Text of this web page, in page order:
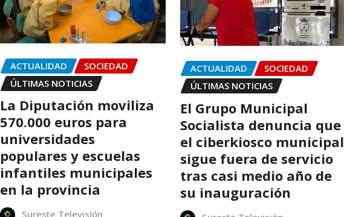
ACTUALIDAD
SOCIEDAD
ÚLTIMAS NOTICIAS
La Diputación moviliza
570.000 euros para
universidades
populares y escuelas
infantiles municipales
en la provincia
Sureste Televisión
ACTUALIDAD
SOCIEDAD
ÚLTIMAS NOTICIAS
El Grupo Municipal
Socialista denuncia que
el ciberkiosco municipal
sigue fuera de servicio
tras casi medio año de
su inauguración